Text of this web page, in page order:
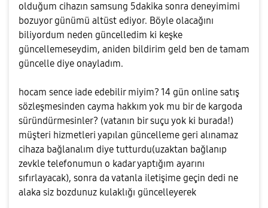
olduğum cihazın samsung 5dakika sonra deneyimimi
bozuyor günümü altüst ediyor. Böyle olacağını
biliyordum neden güncelledim ki keşke
güncellemeseydim, aniden bildirim geld ben de tamam
güncelle diye onayladım.
hocam sence iade edebilir miyim? 14 gün online satış
sözleşmesinden cayma hakkım yok mu bir de kargoda
süründürmesinler? (vatanın bir suçu yok ki burada!)
müşteri hizmetleri yapılan güncelleme geri alınamaz
cihaza bağlanalım diye tutturdu(uzaktan bağlanıp
zevkle telefonumun o kadar yaptığım ayarını
sıfırlayacak), sonra da vatanla iletişime geçin dedi ne
alaka siz bozdunuz kulaklığı güncelleyerek